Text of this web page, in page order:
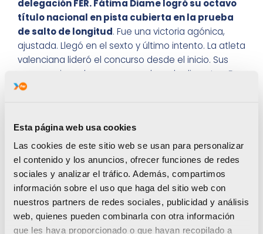
Esta página web usa cookies
Las cookies de este sitio web se usan para personalizar
el contenido y los anuncios, ofrecer funciones de redes
sociales y analizar el tráfico. Además, compartimos
información sobre el uso que haga del sitio web con
nuestros partners de redes sociales, publicidad y análisis
web, quienes pueden combinarla con otra información
que les haya proporcionado o que hayan recopilado a
delegación FER. Fátima Diame logró su octavo
título nacional en pista cubierta en la prueba
de salto de longitud. Fue una victoria agónica,
ajustada. Llegó en el sexto y último intento. La atleta
valenciana lideró el concurso desde el inicio. Sus
marcas, sin embargo, no pasaban de discretas. En
el quinto turno, Diame fue desplazada de la primera
a una sola carta. En la última oportunidad,
exhibió su raza de campeona y, con 6,62m, se
hizo con el triunfo. Un éxito meritorio, pero
insuficiente.Por el momento, las marcas
logradas en esta temporada invernal no le
permiten acceder al Campeonato del Mundo
(20-22 de marzo en Polonia).Deberá buscar el
billete el próximo domingo en Berlín. Es su